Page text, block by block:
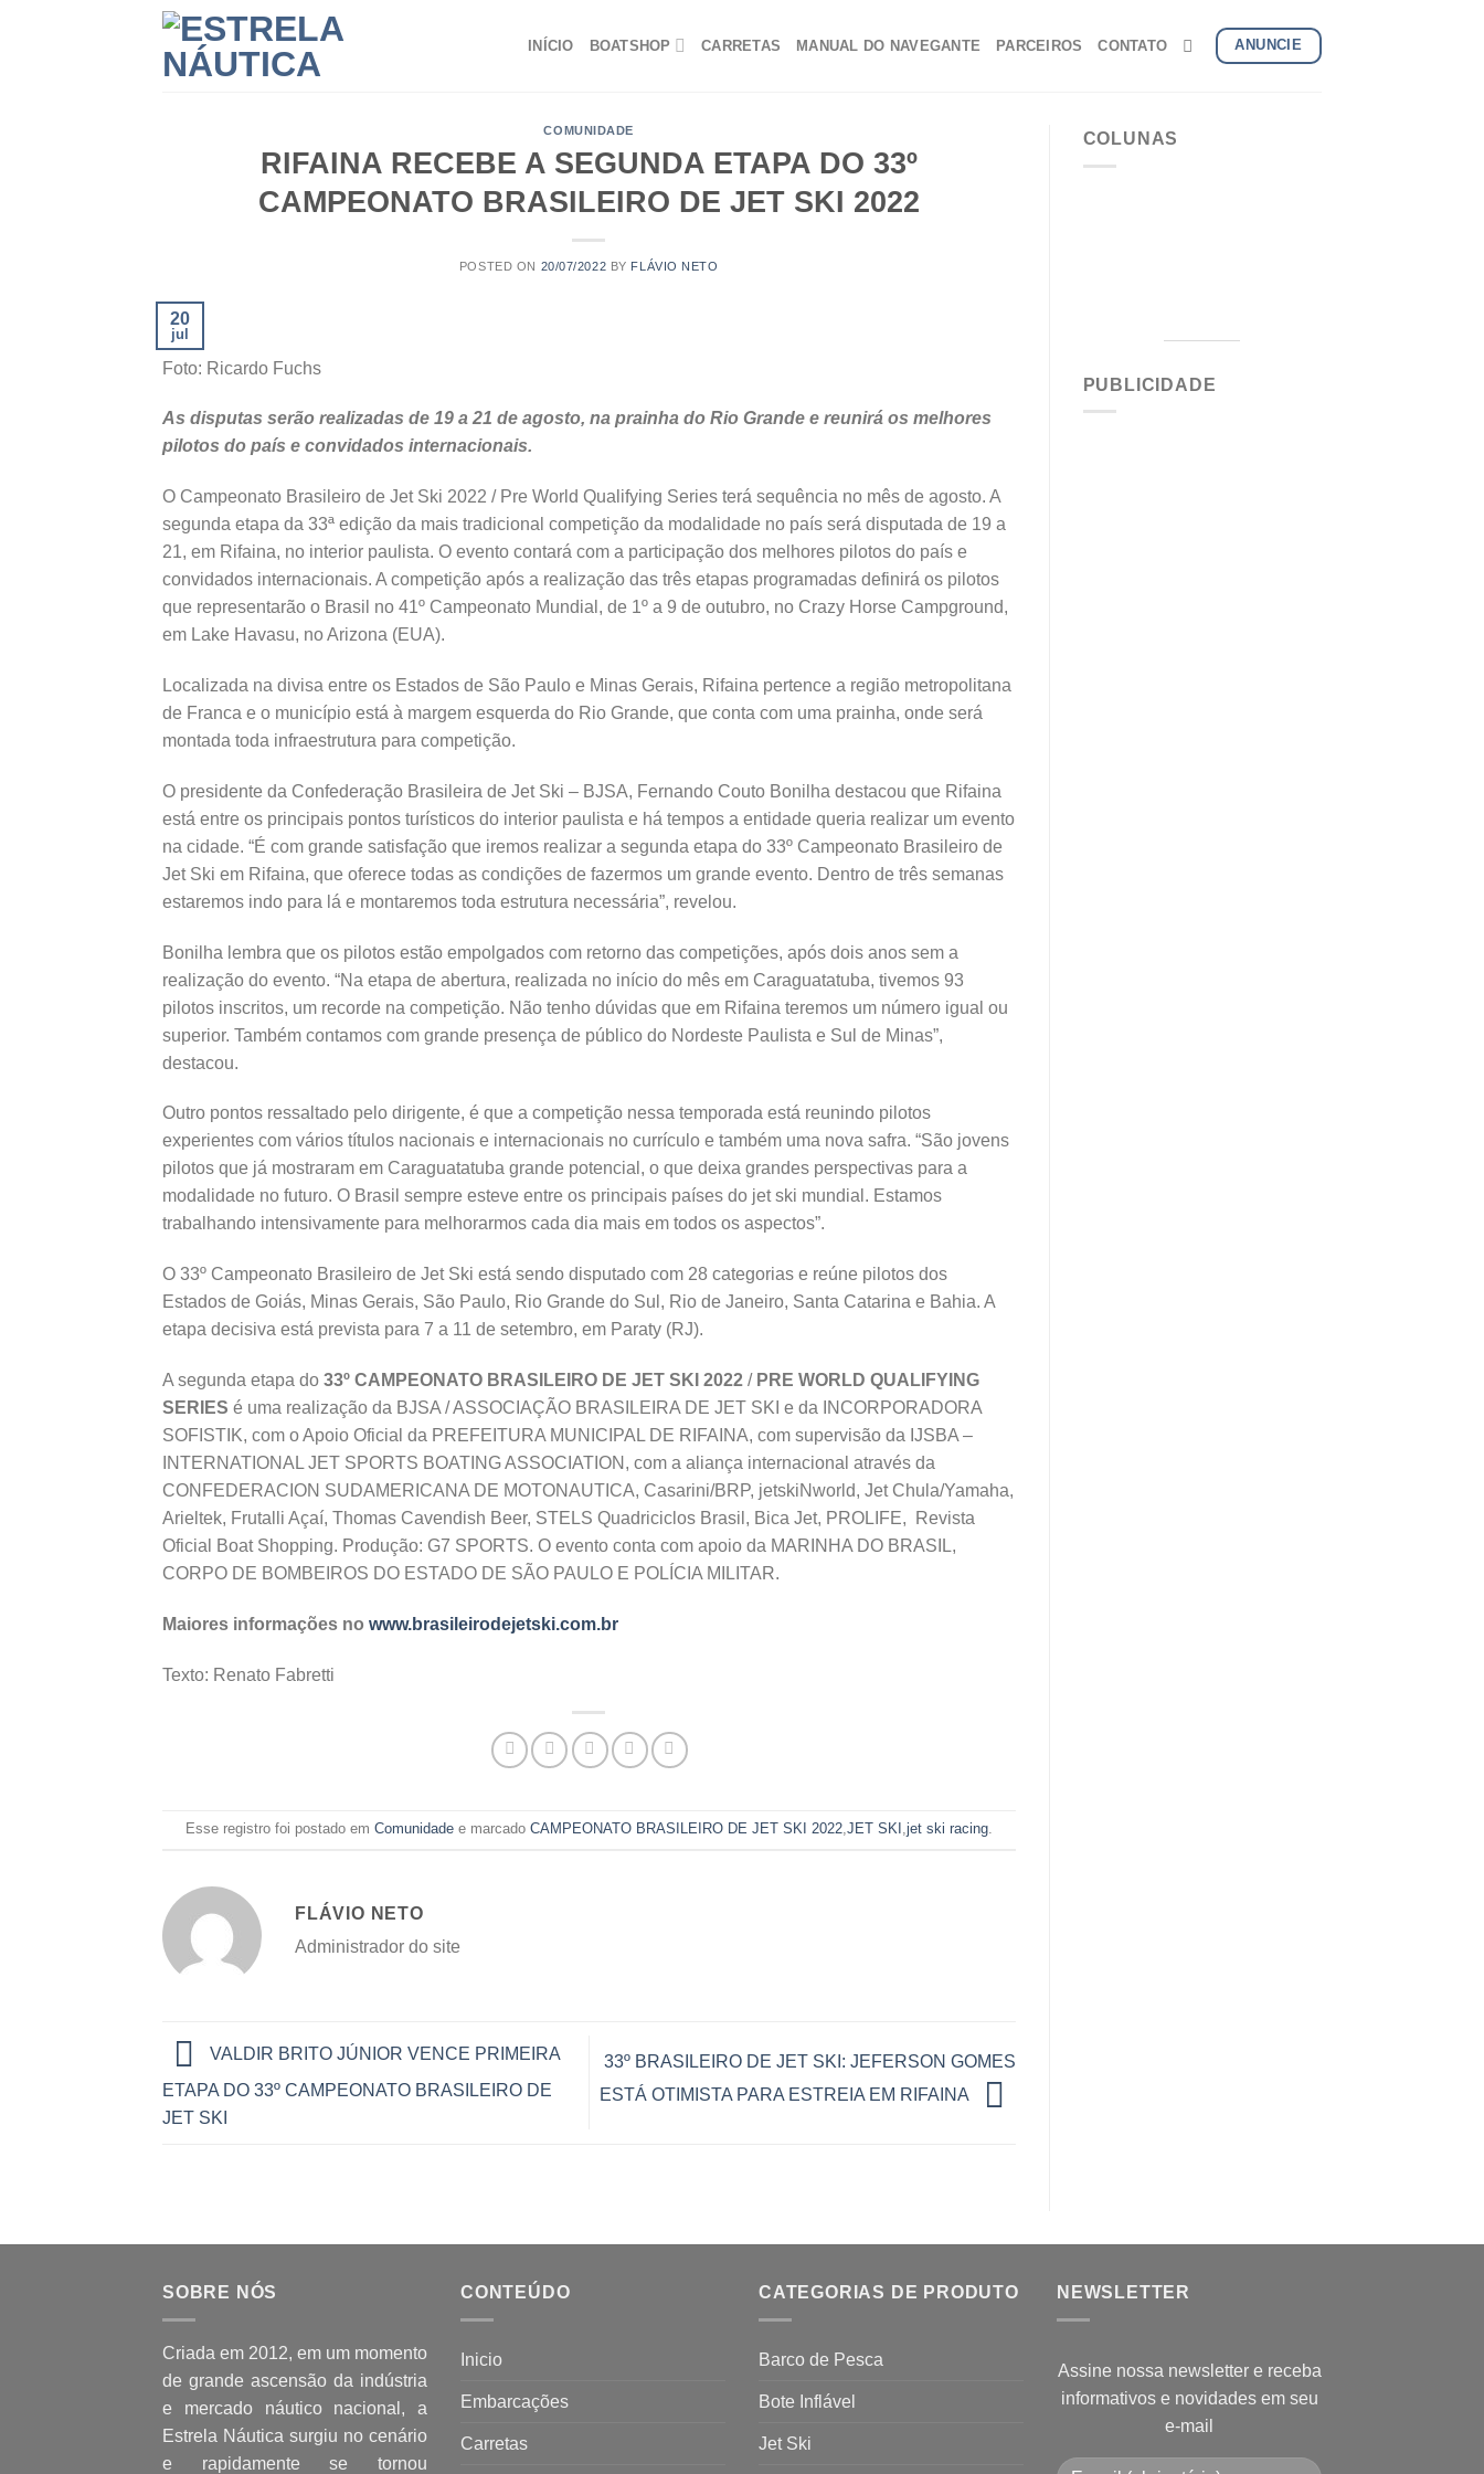
INÍCIO BOATSHOP CARRETAS MANUAL DO NAVEGANTE PARCEIROS CONTATO ANUNCIE
COMUNIDADE
RIFAINA RECEBE A SEGUNDA ETAPA DO 33º
CAMPEONATO BRASILEIRO DE JET SKI 2022
POSTED ON 20/07/2022 BY FLÁVIO NETO
20
jul
Foto: Ricardo Fuchs
As disputas serão realizadas de 19 a 21 de agosto, na prainha do Rio Grande e reunirá os melhores
pilotos do país e convidados internacionais.
O Campeonato Brasileiro de Jet Ski 2022 / Pre World Qualifying Series terá sequência no mês de agosto. A
segunda etapa da 33ª edição da mais tradicional competição da modalidade no país será disputada de 19 a
21, em Rifaina, no interior paulista. O evento contará com a participação dos melhores pilotos do país e
convidados internacionais. A competição após a realização das três etapas programadas definirá os pilotos
que representarão o Brasil no 41º Campeonato Mundial, de 1º a 9 de outubro, no Crazy Horse Campground,
em Lake Havasu, no Arizona (EUA).
Localizada na divisa entre os Estados de São Paulo e Minas Gerais, Rifaina pertence a região metropolitana
de Franca e o município está à margem esquerda do Rio Grande, que conta com uma prainha, onde será
montada toda infraestrutura para competição.
O presidente da Confederação Brasileira de Jet Ski – BJSA, Fernando Couto Bonilha destacou que Rifaina
está entre os principais pontos turísticos do interior paulista e há tempos a entidade queria realizar um evento
na cidade. “É com grande satisfação que iremos realizar a segunda etapa do 33º Campeonato Brasileiro de
Jet Ski em Rifaina, que oferece todas as condições de fazermos um grande evento. Dentro de três semanas
estaremos indo para lá e montaremos toda estrutura necessária”, revelou.
Bonilha lembra que os pilotos estão empolgados com retorno das competições, após dois anos sem a
realização do evento. “Na etapa de abertura, realizada no início do mês em Caraguatatuba, tivemos 93
pilotos inscritos, um recorde na competição. Não tenho dúvidas que em Rifaina teremos um número igual ou
superior. Também contamos com grande presença de público do Nordeste Paulista e Sul de Minas”,
destacou.
Outro pontos ressaltado pelo dirigente, é que a competição nessa temporada está reunindo pilotos
experientes com vários títulos nacionais e internacionais no currículo e também uma nova safra. “São jovens
pilotos que já mostraram em Caraguatatuba grande potencial, o que deixa grandes perspectivas para a
modalidade no futuro. O Brasil sempre esteve entre os principais países do jet ski mundial. Estamos
trabalhando intensivamente para melhorarmos cada dia mais em todos os aspectos”.
O 33º Campeonato Brasileiro de Jet Ski está sendo disputado com 28 categorias e reúne pilotos dos
Estados de Goiás, Minas Gerais, São Paulo, Rio Grande do Sul, Rio de Janeiro, Santa Catarina e Bahia. A
etapa decisiva está prevista para 7 a 11 de setembro, em Paraty (RJ).
A segunda etapa do 33º CAMPEONATO BRASILEIRO DE JET SKI 2022 / PRE WORLD QUALIFYING
SERIES é uma realização da BJSA / ASSOCIAÇÃO BRASILEIRA DE JET SKI e da INCORPORADORA
SOFISTIK, com o Apoio Oficial da PREFEITURA MUNICIPAL DE RIFAINA, com supervisão da IJSBA –
INTERNATIONAL JET SPORTS BOATING ASSOCIATION, com a aliança internacional através da
CONFEDERACION SUDAMERICANA DE MOTONAUTICA, Casarini/BRP, jetskiNworld, Jet Chula/Yamaha,
Arieltek, Frutalli Açaí, Thomas Cavendish Beer, STELS Quadriciclos Brasil, Bica Jet, PROLIFE, Revista
Oficial Boat Shopping. Produção: G7 SPORTS. O evento conta com apoio da MARINHA DO BRASIL,
CORPO DE BOMBEIROS DO ESTADO DE SÃO PAULO E POLÍCIA MILITAR.
Maiores informações no www.brasileirodejetski.com.br
Texto: Renato Fabretti
Esse registro foi postado em Comunidadee marcado CAMPEONATO BRASILEIRO DE JET SKI 2022, JET SKI jet ski racing.
FLÁVIO NETO
Administrador do site
VALDIR BRITO JÚNIOR VENCE PRIMEIRA
ETAPA DO 33º CAMPEONATO BRASILEIRO DE
JET SKI
33º BRASILEIRO DE JET SKI: JEFERSON GOMES
ESTÁ OTIMISTA PARA ESTREIA EM RIFAINA
COLUNAS
PUBLICIDADE
SOBRE NÓS
Criada em 2012, em um momento
de grande ascensão da indústria
e mercado náutico nacional, a
Estrela Náutica surgiu no cenário
e rapidamente se tornou
CONTEÚDO
Inicio
Embarcações
Carretas
CATEGORIAS DE PRODUTO
Barco de Pesca
Bote Inflável
Jet Ski
NEWSLETTER
Assine nossa newsletter e receba
informativos e novidades em seu
e-mail